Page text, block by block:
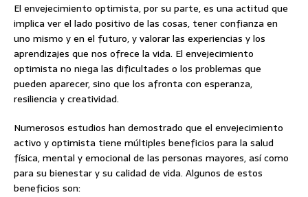
El envejecimiento optimista, por su parte, es una actitud que
implica ver el lado positivo de las cosas, tener confianza en
uno mismo y en el futuro, y valorar las experiencias y los
aprendizajes que nos ofrece la vida. El envejecimiento
optimista no niega las dificultades o los problemas que
pueden aparecer, sino que los afronta con esperanza,
resiliencia y creatividad.
Numerosos estudios han demostrado que el envejecimiento
activo y optimista tiene múltiples beneficios para la salud
física, mental y emocional de las personas mayores, así como
para su bienestar y su calidad de vida. Algunos de estos
beneficios son: